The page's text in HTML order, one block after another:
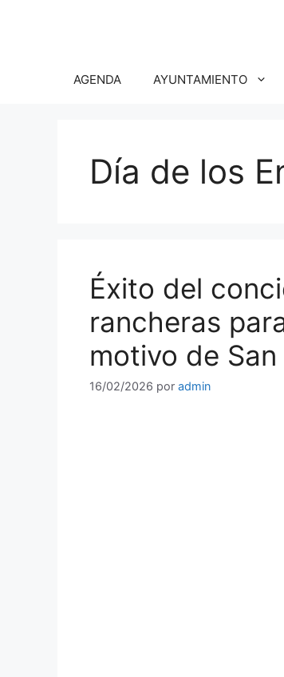
AGENDA AYUNTAMIENTO
Día de los
Éxito del
rancheras
motivo de
16/02/2026 por admin